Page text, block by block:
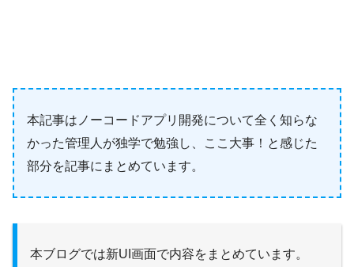
本記事はノーコードアプリ開発について全く知らな
かった管理人が独学で勉強し、ここ大事！と感じた
部分を記事にまとめています。
本ブログでは新UI画面で内容をまとめています。